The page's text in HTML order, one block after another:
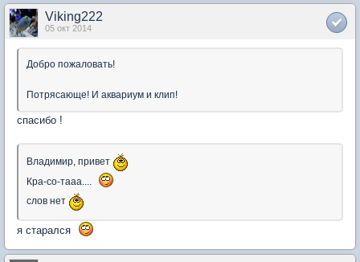
Viking222
05 окт 2014
Добро пожаловать!
Потрясающе! И аквариум и клип!
спасибо !
Владимир, привет
Кра-со-тааа....
слов нет
я старался